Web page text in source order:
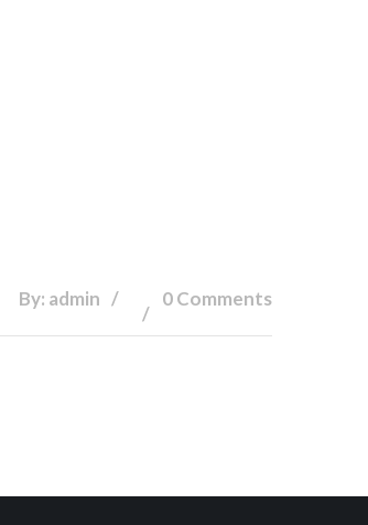
By: admin 0 Comments